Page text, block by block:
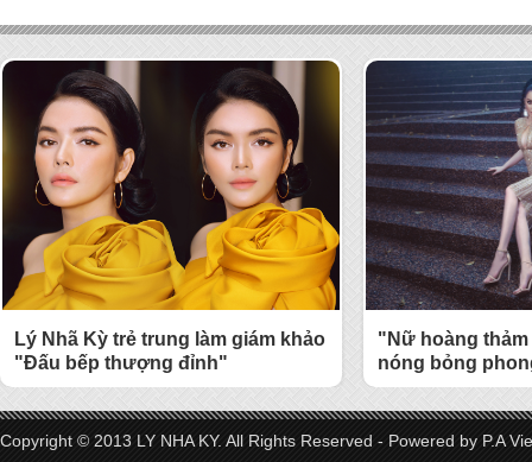
Lý Nhã Kỳ trẻ trung làm giám khảo
"Đấu bếp thượng đỉnh"
"Nữ hoàng
nóng bỏng
Copyright © 2013 LY NHA KY. All Rights Reserved - Powered by P.A